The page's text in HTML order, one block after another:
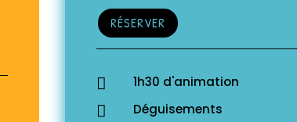
RÉSERVER
 1h30 d'animation
 Déguisements